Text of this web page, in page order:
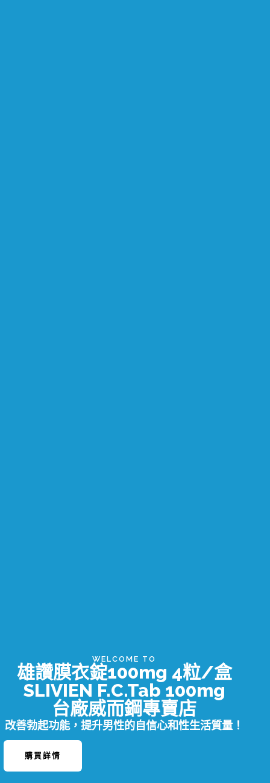
WELCOME TO
雄讚膜衣錠100mg 4粒/盒
SLIVIEN F.C.Tab 100mg
台廠威而鋼專賣店
改善勃起功能，提升男性的自信心和性生活質量！
購買詳情